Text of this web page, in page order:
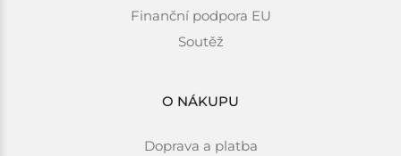
Finanční podpora EU
Soutěž
O NÁKUPU
Doprava a platba